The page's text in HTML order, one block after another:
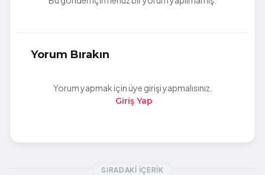
Yorum Bırakın
Yorum yapmak için üye girişi yapmalısınız.
Giriş Yap
SIRADAKI İÇERIK